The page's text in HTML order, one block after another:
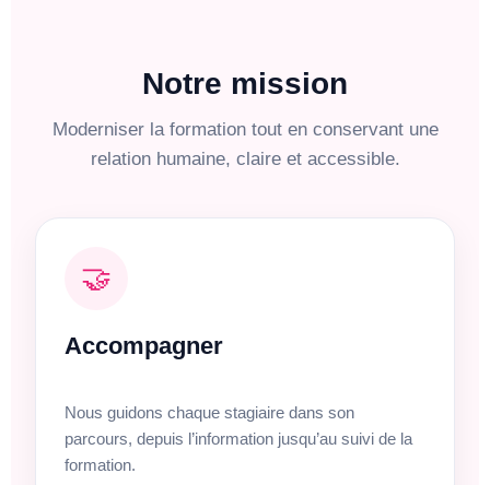
Notre mission
Moderniser la formation tout en conservant une
relation humaine, claire et accessible.
🤝
Accompagner
Nous guidons chaque stagiaire dans son
parcours, depuis l’information jusqu’au suivi de la
formation.